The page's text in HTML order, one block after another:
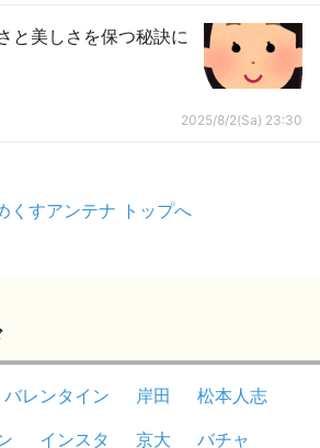
と美しさを保つ秘訣に
2025/8/2(Sa) 23:30
くすアンテナ トップへ
バレンタイン 岸田
松本人志
インスタ 京大
バチャ